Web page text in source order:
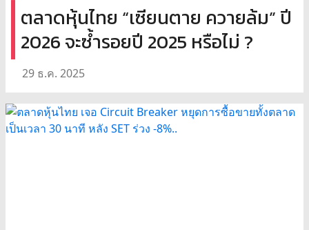
ตลาดหุ้นไทย “เซียนตาย ควายล้ม” ปี
2026 จะซ้ำรอยปี 2025 หรือไม่ ?
29 ธ.ค. 2025